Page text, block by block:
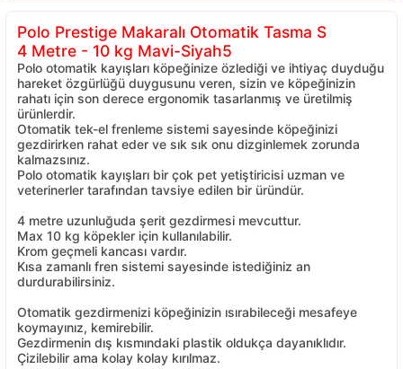
Polo Prestige Makaralı Otomatik Tasma S
4 Metre - 10 kg Mavi-Siyah5
Polo otomatik kayışları köpeğinize özlediği ve ihtiyaç duyduğu
hareket özgürlüğü duygusunu veren, sizin ve köpeğinizin
rahatı için son derece ergonomik tasarlanmış ve üretilmiş
ürünlerdir.
Otomatik tek-el frenleme sistemi sayesinde köpeğinizi
gezdirirken rahat eder ve sık sık onu dizginlemek zorunda
kalmazsınız.
Polo otomatik kayışları bir çok pet yetiştiricisi uzman ve
veterinerler tarafından tavsiye edilen bir üründür.
4 metre uzunluğuda şerit gezdirmesi mevcuttur.
Max 10 kg köpekler için kullanılabilir.
Krom geçmeli kancası vardır.
Kısa zamanlı fren sistemi sayesinde istediğiniz an
durdurabilirsiniz.
Otomatik gezdirmenizi köpeğinizin ısırabileceği mesafeye
koymayınız, kemirebilir.
Gezdirmenin dış kısmındaki plastik oldukça dayanıklıdır.
Çizilebilir ama kolay kolay kırılmaz.